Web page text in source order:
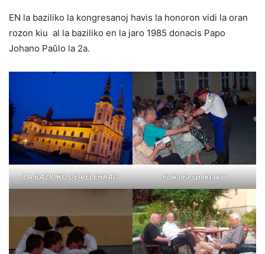
EN la baziliko la kongresanoj havis la honoron vidi la oran
rozon kiu al la baziliko en la jaro 1985 donacis Papo
Johano Paŭlo la 2a.
LA BAZILIKO DE VELEHRAD Folklora spektaklo